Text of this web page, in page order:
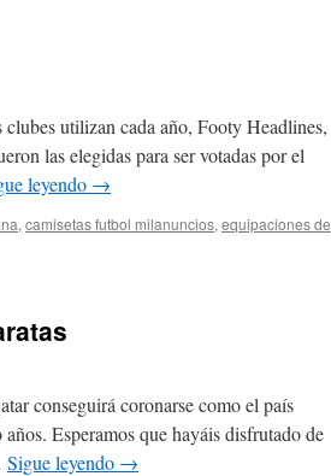
utilizan cada año, Footy Headlines,
las elegidas para ser votadas por el
leyendo →
, camisetas futbol milanuncios, equipaciones de
conseguirá coronarse como el país
Esperamos que hayáis disfrutado de
Sigue leyendo →